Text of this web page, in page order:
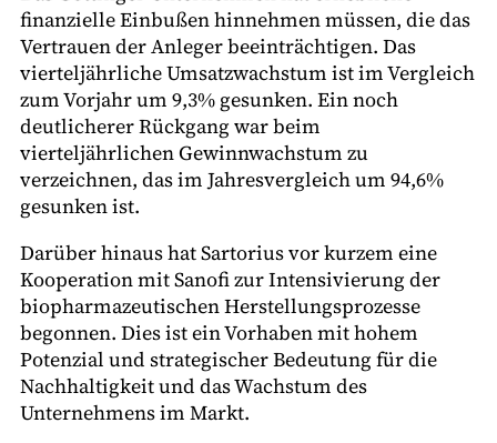
finanzielle Einbußen hinnehmen müssen, die das
Vertrauen der Anleger beeinträchtigen. Das
vierteljährliche Umsatzwachstum ist im Vergleich
zum Vorjahr um 9,3% gesunken. Ein noch
deutlicherer Rückgang war beim
vierteljährlichen Gewinnwachstum zu
verzeichnen, das im Jahresvergleich um 94,6%
gesunken ist.
Darüber hinaus hat Sartorius vor kurzem eine
Kooperation mit Sanofi zur Intensivierung der
biopharmazeutischen Herstellungsprozesse
begonnen. Dies ist ein Vorhaben mit hohem
Potenzial und strategischer Bedeutung für die
Nachhaltigkeit und das Wachstum des
Unternehmens im Markt.